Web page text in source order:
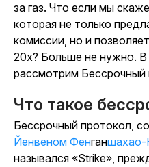
за газ. Что если мы
которая не только
комиссии, но и
20x? Больше не нужно.
рассмотрим Бессрочный
Что такое
Бессрочный протокол,
Йенвеном Фенганшахао-
назывался «Strike»,